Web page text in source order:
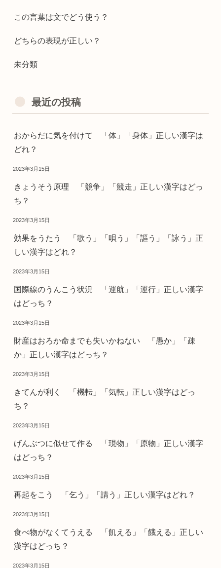
この言葉は文でどう使う？
どちらの表現が正しい？
未分類
最近の投稿
おからだに気を付けて 「体」「身体」正しい漢字は
どれ？
2023年3月15日
きょうそう原理 「競争」「競走」正しい漢字はどっ
ち？
2023年3月15日
効果をうたう 「歌う」「唄う」「謳う」「詠う」正
しい漢字はどれ？
2023年3月15日
国際線のうんこう状況 「運航」「運行」正しい漢字
はどっち？
2023年3月15日
財産はおろか命までも失いかねない 「愚か」「疎
か」正しい漢字はどっち？
2023年3月15日
きてんが利く 「機転」「気転」正しい漢字はどっ
ち？
2023年3月15日
げんぶつに似せて作る 「現物」「原物」正しい漢字
はどっち？
2023年3月15日
再起をこう 「乞う」「請う」正しい漢字はどれ？
2023年3月15日
食べ物がなくてうえる 「飢える」「餓える」正しい
漢字はどっち？
2023年3月15日